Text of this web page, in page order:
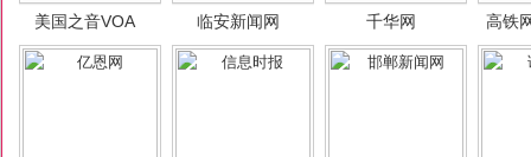
美国之音VOA 临安新闻网 千华网 高铁